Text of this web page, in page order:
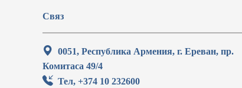
Связ
0051, Республика Армения, г. Ереван, пр.
Комитаса 49/4
Тел, +374 10 232600